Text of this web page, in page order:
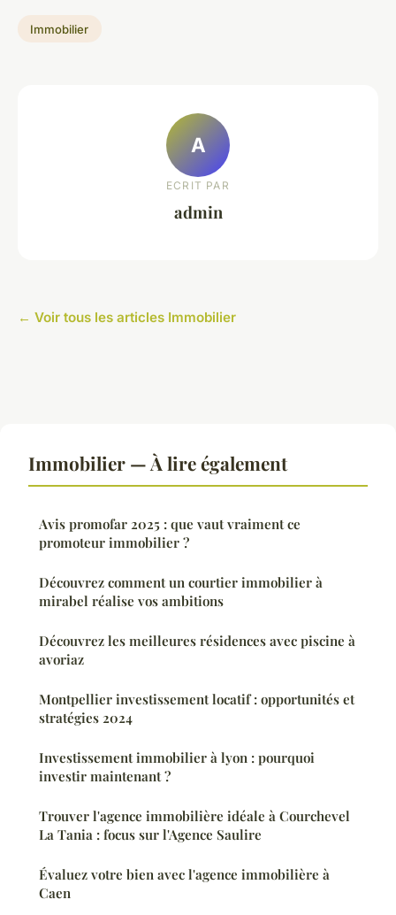
Immobilier
A
ECRIT PAR
admin
← Voir tous les articles Immobilier
Immobilier — À lire également
Avis promofar 2025 : que vaut vraiment ce
promoteur immobilier ?
Découvrez comment un courtier immobilier à
mirabel réalise vos ambitions
Découvrez les meilleures résidences avec piscine à
avoriaz
Montpellier investissement locatif : opportunités et
stratégies 2024
Investissement immobilier à lyon : pourquoi
investir maintenant ?
Trouver l'agence immobilière idéale à Courchevel
La Tania : focus sur l'Agence Saulire
Évaluez votre bien avec l'agence immobilière à
Caen